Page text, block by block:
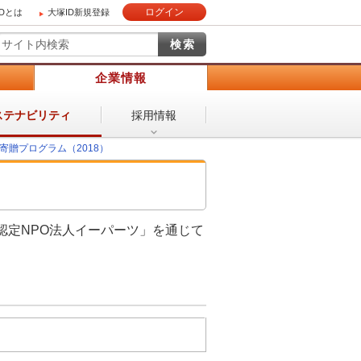
とは 大塚ID新規登録 ログイン
企業情報
テナビリティ 採用情報
贈プログラム（2018）
定NPO法人イーパーツ」を通じて